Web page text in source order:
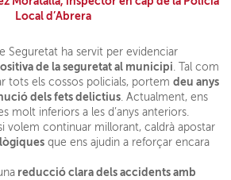
Local d’Abrera
Seguretat ha servit per evidenciar
de la seguretat al municipi. Tal com
tots els cossos policials, portemdeu anys
dels fets delictius. Actualment, ens
molt inferiors a les d’anys anteriors.
volem continuar millorant, caldrà apostar
que ens ajudin a reforçar encara
reducció clara dels accidents amb